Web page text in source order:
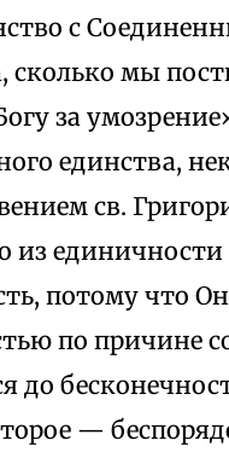
с
сколько мы
за
единства,
св.
из
потому что
по причине
до
—